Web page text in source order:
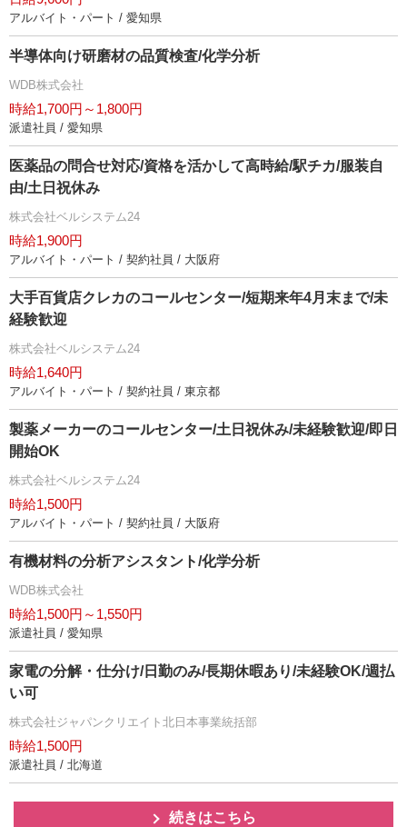
アルバイト・パート / 愛知県
半導体向け研磨材の品質検査/化学分析
WDB株式会社
時給1,700円～1,800円
派遣社員 / 愛知県
医薬品の問合せ対応/資格を活かして高時給/駅チカ/服装自
由/土日祝休み
株式会社ベルシステム24
時給1,900円
アルバイト・パート / 契約社員 / 大阪府
大手百貨店クレカのコールセンター/短期来年4月末まで/未
経験歓迎
株式会社ベルシステム24
時給1,640円
アルバイト・パート / 契約社員 / 東京都
製薬メーカーのコールセンター/土日祝休み/未経験歓迎/即日
開始OK
株式会社ベルシステム24
時給1,500円
アルバイト・パート / 契約社員 / 大阪府
有機材料の分析アシスタント/化学分析
WDB株式会社
時給1,500円～1,550円
派遣社員 / 愛知県
家電の分解・仕分け/日勤のみ/長期休暇あり/未経験OK/週払
い可
株式会社ジャパンクリエイト北日本事業統括部
時給1,500円
派遣社員 / 北海道
続きはこちら